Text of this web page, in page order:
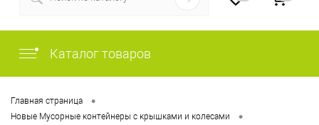
Каталог товаров
Главная страница •
Новые Мусорные контейнеры с крышками и колесами •